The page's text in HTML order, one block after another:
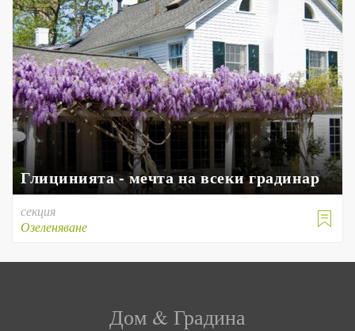
Глицинията - мечта на всеки градинар

секция
Озеленяване
Дом & Градина